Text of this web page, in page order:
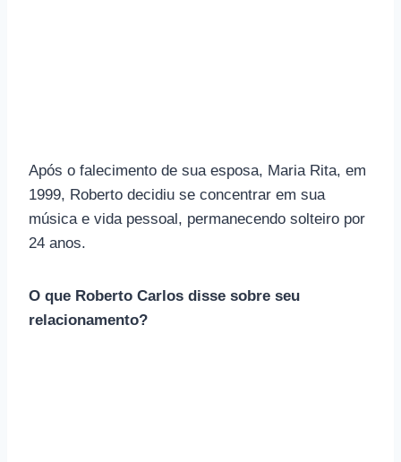
Após o falecimento de sua esposa, Maria Rita, em
1999, Roberto decidiu se concentrar em sua
música e vida pessoal, permanecendo solteiro por
24 anos.
O que Roberto Carlos disse sobre seu
relacionamento?